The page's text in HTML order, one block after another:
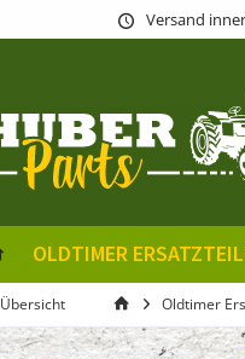
Versand
OLDTIMER
Übersicht Oldtimer